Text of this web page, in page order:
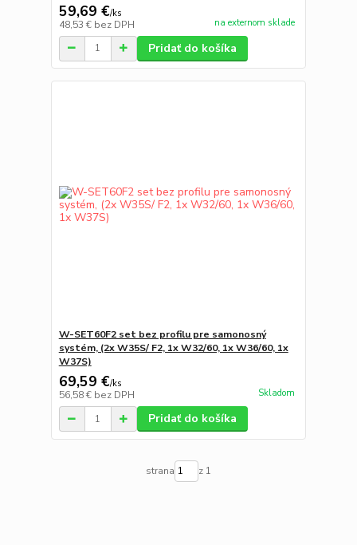
59,69 €/ks
48,53 € bez DPH na externom sklade
Pridať do košíka
W-SET60F2 set bez profilu pre samonosný
systém, (2x W35S/ F2, 1x W32/60, 1x W36/60, 1x
W37S)
69,59 €/ks
56,58 € bez DPH Skladom
Pridať do košíka
strana z 1